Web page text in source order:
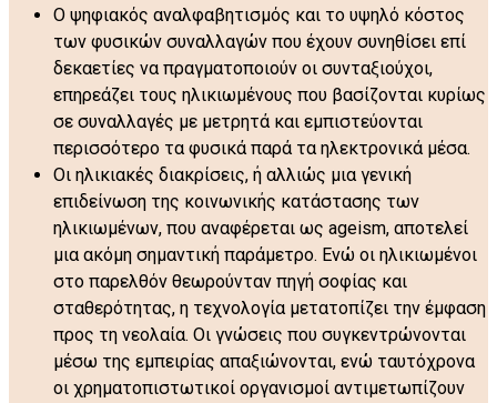
Ο ψηφιακός αναλφαβητισμός και το υψηλό κόστος
των φυσικών συναλλαγών που έχουν συνηθίσει επί
δεκαετίες να πραγματοποιούν οι συνταξιούχοι,
επηρεάζει τους ηλικιωμένους που βασίζονται κυρίως
σε συναλλαγές με μετρητά και εμπιστεύονται
περισσότερο τα φυσικά παρά τα ηλεκτρονικά μέσα.
Οι ηλικιακές διακρίσεις, ή αλλιώς μια γενική
επιδείνωση της κοινωνικής κατάστασης των
ηλικιωμένων, που αναφέρεται ως ageism, αποτελεί
μια ακόμη σημαντική παράμετρο. Ενώ οι ηλικιωμένοι
στο παρελθόν θεωρούνταν πηγή σοφίας και
σταθερότητας, η τεχνολογία μετατοπίζει την έμφαση
προς τη νεολαία. Οι γνώσεις που συγκεντρώνονται
μέσω της εμπειρίας απαξιώνονται, ενώ ταυτόχρονα
οι χρηματοπιστωτικοί οργανισμοί αντιμετωπίζουν